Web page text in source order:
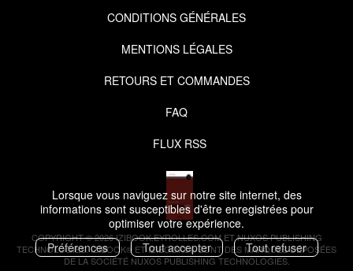
Lorsque vous naviguez sur notre site internet, des
informations sont susceptibles d'être enregistrées pour
optimiser votre expérience.
Préférences
Tout accepter Tout refuser
CONDITIONS GÉNÉRALES
MENTIONS LÉGALES
RETOURS ET COMMANDES
FAQ
FLUX RSS
COPYRIGHT © 2026 IZIBOOK.EYROLLES.COM ET NUXOS PUBLISHING
TECHNOLOGIES.IZIBOOK® ETIZIBOOKS®SONT DES MARQUES DÉPOSÉES
DE LA SOCIÉTÉ NUXOS PUBLISHING TECHNOLOGIES.